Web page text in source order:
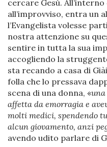
cercare Gesù.
all’improvviso, entra un
l’Evangelista volesse
nostra attenzione su
sentire in tutta la sua
accogliendo la
sta recando a casa di
folla che lo pressava
scena di una donna, «
affetta da emorragia e
molti medici, spendendo
alcun giovamento, anzi
avendo udito parlare di